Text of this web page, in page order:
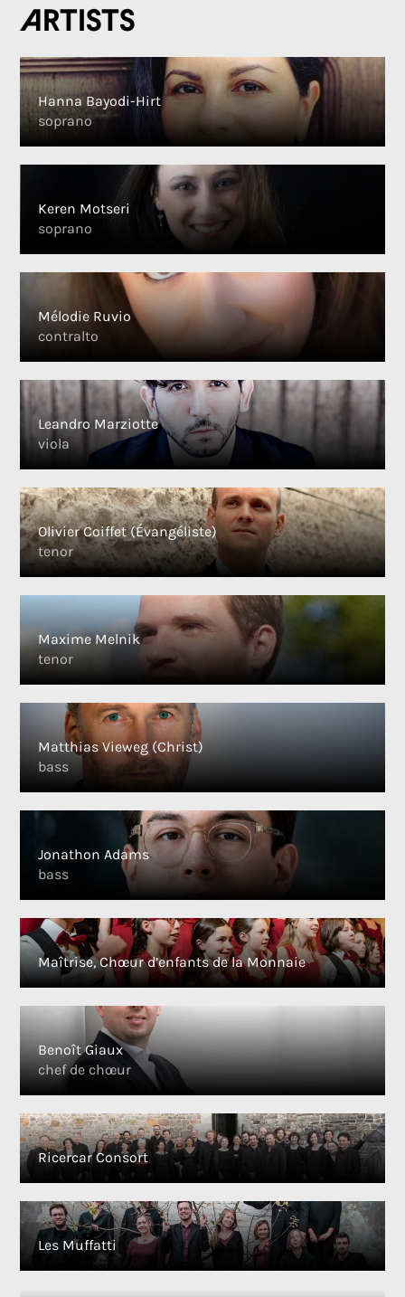
Artists
Hanna Bayodi-Hirt
soprano
Keren Motseri
soprano
Mélodie Ruvio
contralto
Leandro Marziotte
viola
Olivier Coiffet (Évangéliste)
tenor
Maxime Melnik
tenor
Matthias Vieweg (Christ)
bass
Jonathon Adams
bass
Maîtrise, Chœur d’enfants de la Monnaie
Benoît Giaux
chef de chœur
Ricercar Consort
Les Muffatti